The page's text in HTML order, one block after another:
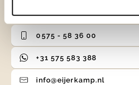
Contact
0575 - 58 36 00
+31 575 583 388
info@eijerkamp.nl